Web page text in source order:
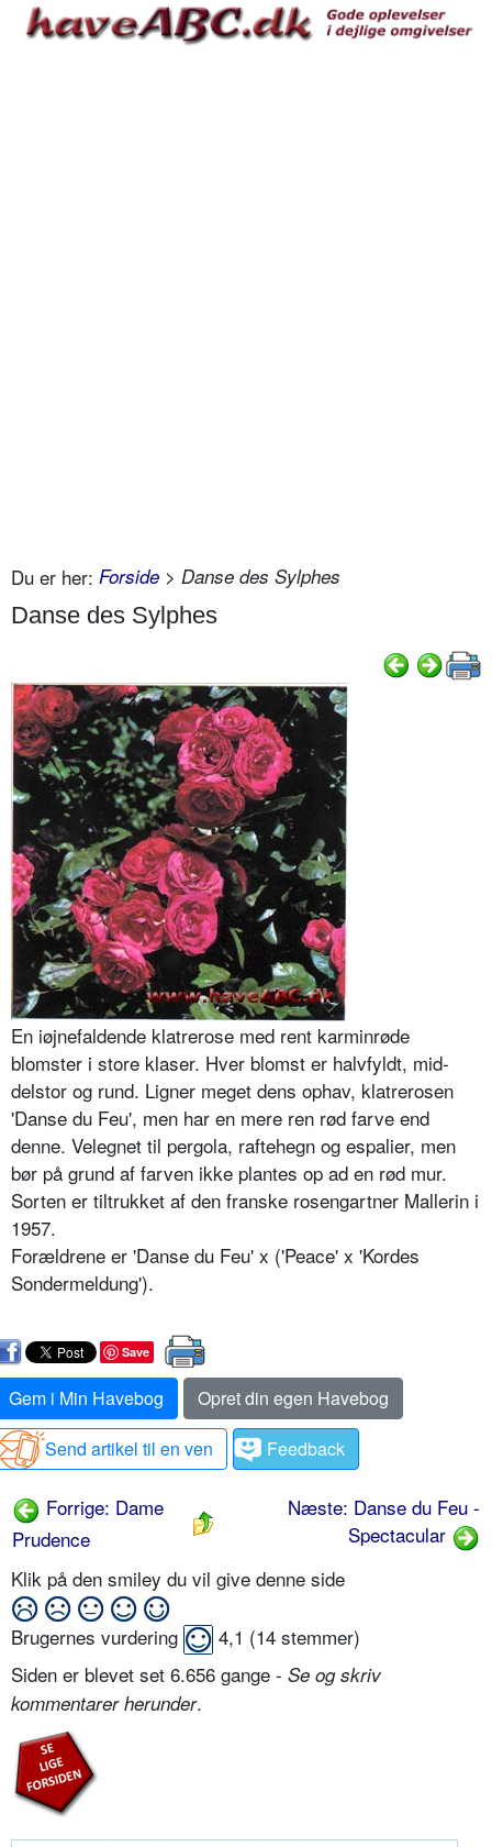
Du er her: Forside > Danse des Sylphes
Danse des Sylphes
En iøjnefaldende klatrerose med rent karminrøde
blomster i store klaser. Hver blomst er halvfyldt, mid­
delstor og rund. Ligner meget dens ophav, klatrerosen
'Danse du Feu', men har en mere ren rød farve end
denne. Velegnet til pergola, raftehegn og espalier, men
bør på grund af farven ikke plantes op ad en rød mur.
Sorten er tiltrukket af den franske rosengartner Mallerin i
1957.
Forældrene er 'Danse du Feu' x ('Peace' x 'Kordes
Sondermeldung').
Save
Gem i Min Havebog
Opret din egen Havebog
Send artikel til en ven
Feedback
Forrige: Dame
Prudence
Næste: Danse du Feu -
Spectacular
Klik på den smiley du vil give denne side
Brugernes vurdering 4,1 (14 stemmer)
Siden er blevet set 6.656 gange - Se og skriv
kommentarer herunder.